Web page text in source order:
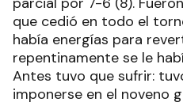
que cedió en todo el
había energías para
repentinamente se le
Antes tuvo que sufrir:
imponerse en el noveno